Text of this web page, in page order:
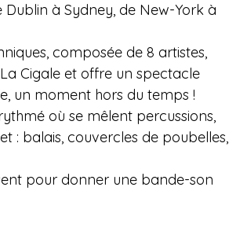
à Sydney, de New-York à
composée de 8 artistes,
Cigale et offre un spectacle
un moment hors du temps !
où se mêlent percussions,
: balais, couvercles de poubelles,
pour donner une bande-son